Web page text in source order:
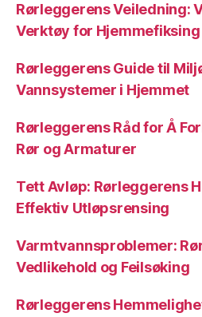
Rørleggerens Veiledning:
Verktøy for Hjemmefiksing
Rørleggerens Guide til
Vannsystemer i Hjemmet
Rørleggerens Råd for Å
Rør og Armaturer
Tett Avløp: Rørleggerens
Effektiv Utløpsrensing
Varmtvannsproblemer:
Vedlikehold og Feilsøking
Rørleggerens